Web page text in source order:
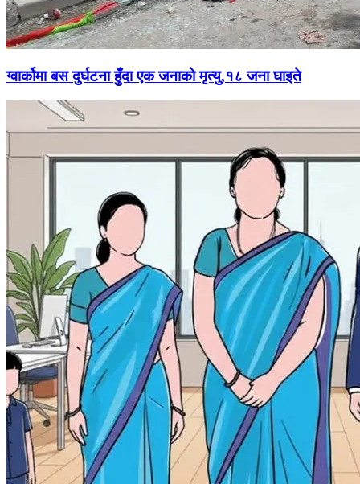
ग्वार्कोमा बस दुर्घटना हुँदा एक जनाको मृत्यु,१८ जना घाइते